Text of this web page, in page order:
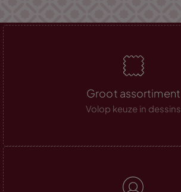
Groot assortiment
Volop keuze in dessins